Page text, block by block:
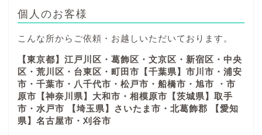
個人のお客様
こんな所からご依頼・お越しいただいております。
【東京都】江戸川区・葛飾区・文京区・新宿区・中央
区・荒川区・台東区・町田市【千葉県】市川市・浦安
市・千葉市・八千代市・松戸市・船橋市・旭市 ・市
原市【神奈川県】大和市・相模原市【茨城県】取手
市・水戸市 【埼玉県】さいたま市・北葛飾郡 【愛知
県】名古屋市・刈谷市